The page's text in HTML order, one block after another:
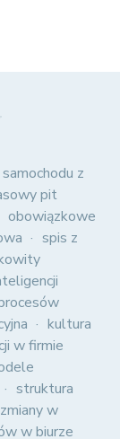
z
pit
obowiązkowe
spis z
kultura
w firmie
struktura
zmiany w
w biurze